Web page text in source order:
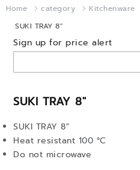
Home category Kitchenware
SUKI TRAY 8"
SUKI TRAY 8"
SUKI TRAY 8"
Heat resistant 100 °C
Do not microwave
Sign up for price alert